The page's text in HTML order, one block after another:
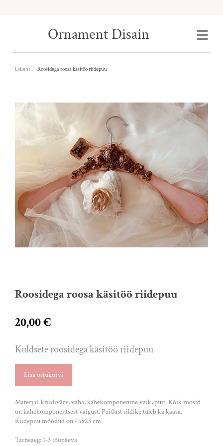
Ornament Disain
Esileht / Roosidega roosa käsitöö riidepuu
Roosidega roosa käsitöö riidepuu
20,00 €
Kuldsete roosidega käsitöö riidepuu
Lisa ostukorvi
Materjal: kriidivärv, vaha, kahekomponentne vaik, puit. Kõik roosid
on kahekomponentsest vaigust. Puidust sildike tuleb ka kaasa.
Riidepuu mõõdud on 45x23 cm.
Tarneaeg: 1-3 tööpäeva